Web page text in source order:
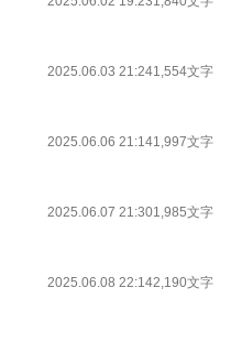
2025.06.03 21:241,554文字
2025.06.06 21:141,997文字
2025.06.07 21:301,985文字
2025.06.08 22:142,190文字